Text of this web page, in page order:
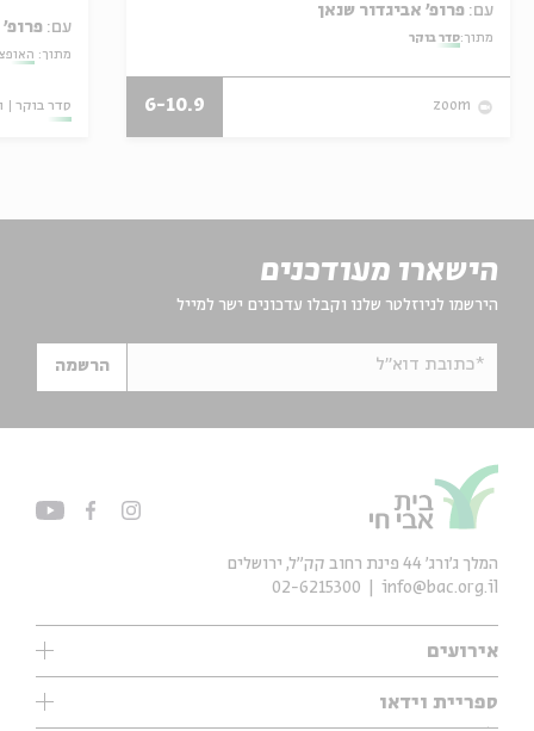
עם:
מתוך:סדר בוקר
zoom
6-10.9
עם: פרופ'
מתוך:
סדר בוקר
הישארו מעודכנים
הירשמו לניוזלטר שלנו וקבלו עדכונים ישר למייל
*כתובת דוא"ל הרשמה
אירועים
עיון
אנגלית
ספריית וידאו
המלך ג'ורג' 44 פינת רחוב קק״ל, ירושלים
info@bac.org.il
02-6215300